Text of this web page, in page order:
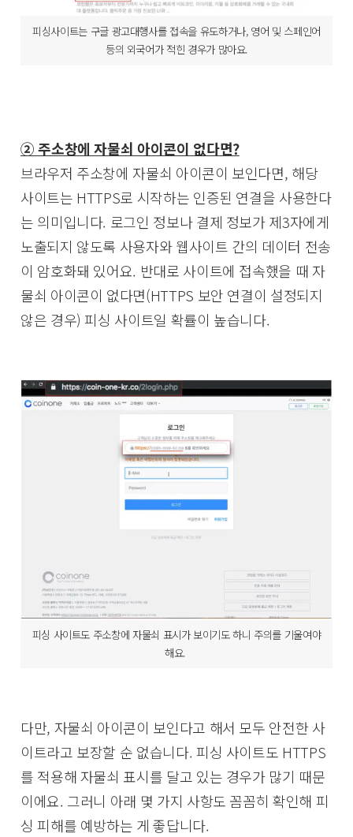
피싱사이트는 구글 광고대행사를 접속을 유도하거나, 영어 및 스페인어
등의 외국어가 적힌 경우가 많아요.
② 주소창에 자물쇠 아이콘이 없다면?
브라우저 주소창에 자물쇠 아이콘이 보인다면, 해당
사이트는 HTTPS로 시작하는 인증된 연결을 사용한다
는 의미입니다. 로그인 정보나 결제 정보가 제3자에게
노출되지 않도록 사용자와 웹사이트 간의 데이터 전송
이 암호화돼 있어요. 반대로 사이트에 접속했을 때 자
물쇠 아이콘이 없다면(HTTPS 보안 연결이 설정되지
않은 경우) 피싱 사이트일 확률이 높습니다.
피싱 사이트도 주소창에 자물쇠 표시가 보이기도 하니 주의를 기울여야
해요.
다만, 자물쇠 아이콘이 보인다고 해서 모두 안전한 사
이트라고 보장할 순 없습니다. 피싱 사이트도 HTTPS
를 적용해 자물쇠 표시를 달고 있는 경우가 많기 때문
이에요. 그러니 아래 몇 가지 사항도 꼼꼼히 확인해 피
싱 피해를 예방하는 게 좋답니다.